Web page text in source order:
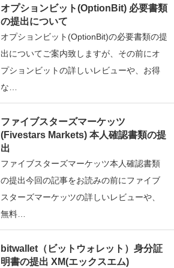
オプションビット(OptionBit) 必要書類
の提出について
オプションビット(OptionBit)の必要書類の提
出についてご案内致しますが、その前にオ
プションビットの詳しいレビューや、お得
な…
ファイブスターズマーケッツ
(Fivestars Markets) 本人確認書類の提
出
ファイブスターズマーケッツ本人確認書類
の提出今回の記事をお読みの前にファイブ
スターズマーケッツの詳しいレビューや、
無料…
bitwallet（ビットウォレット）身分証
明書の提出 XM(エックスエム)